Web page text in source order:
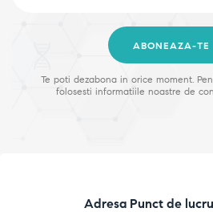
ABONEAZA-TE
Te poti dezabona in orice moment.
folosesti informatiile noastre de
Adresa Punct de lucru